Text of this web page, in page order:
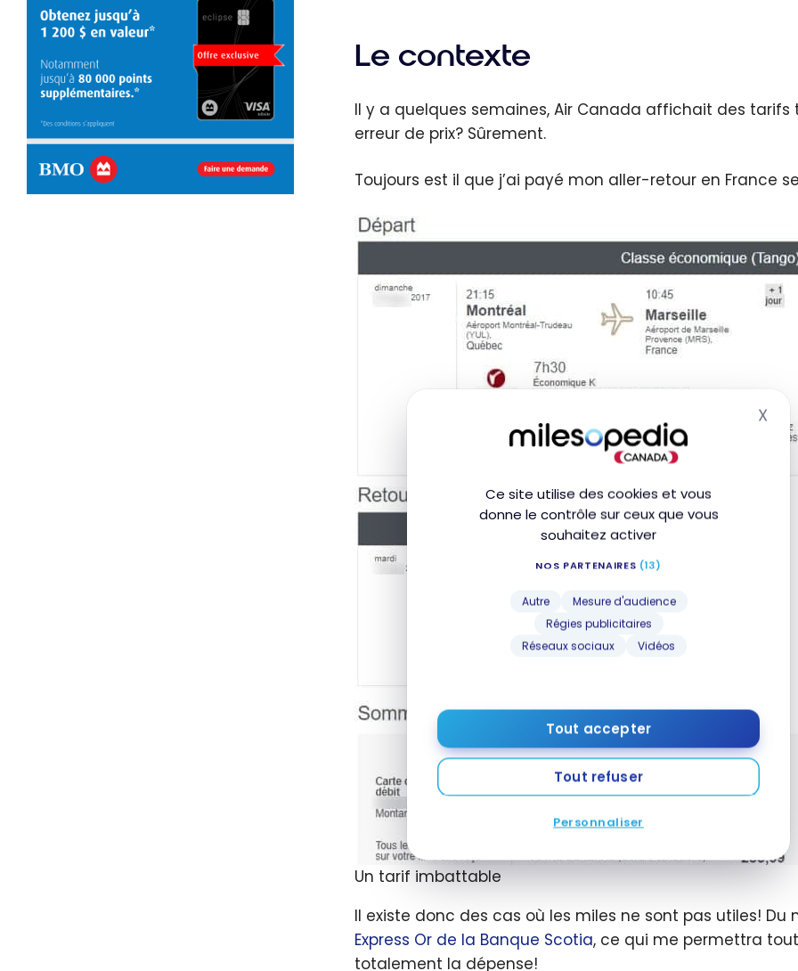
Ce site utilise des cookies et vous
donne le contrôle sur ceux que vous
souhaitez activer
NOS PARTENAIRES (13)
Autre
Mesure d'audience
Régies publicitaires
Réseaux sociaux
Vidéos
Tout accepter
Tout refuser
Personnaliser
X
Le contexte
Il y a quelques semaines, Air Canada affichait des
erreur de prix? Sûrement.
Toujours est il que j’ai payé mon aller-retour en France
Un tarif imbattable
Il existe donc des cas où les miles ne sont pas utiles! Du
Express Or de la Banque Scotia, ce qui me permettra
totalement la dépense!